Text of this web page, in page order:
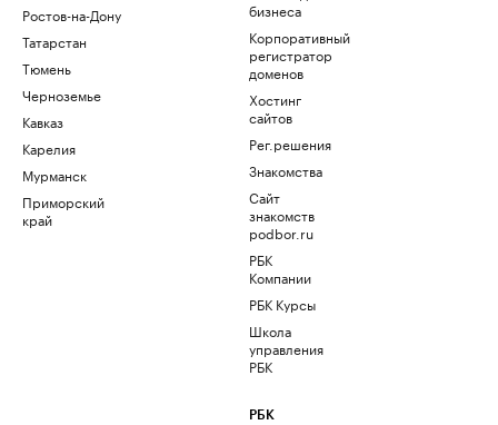
Ростов-на-Дону
Татарстан
Тюмень
Черноземье
Кавказ
Карелия
Мурманск
Приморский
край
бизнеса
Корпоративный
регистратор
доменов
Хостинг
сайтов
Рег.решения
Знакомства
Сайт
знакомств
podbor.ru
РБК
Компании
РБК Курсы
Школа
управления
РБК
РБК